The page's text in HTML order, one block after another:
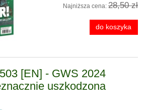
Najniższa cena: 28,50 zł
do koszyka
[EN] - GWS 2024
uszkodzona